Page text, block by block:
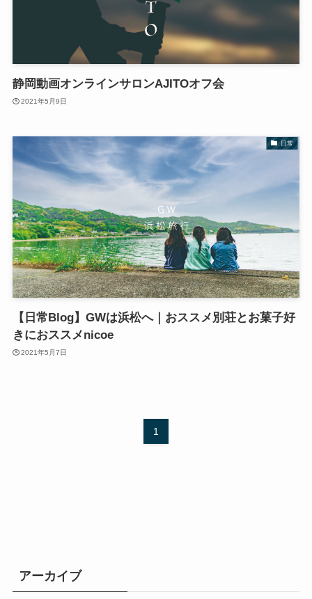
静岡動画オンラインサロンAJITOオフ会
2021年5月9日
日常
【日常Blog】GWは浜松へ｜おススメ別荘とお菓子好
きにおススメnicoe
2021年5月7日
1
アーカイブ